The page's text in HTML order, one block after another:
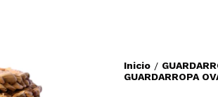
Inicio /
GUARDARROPA